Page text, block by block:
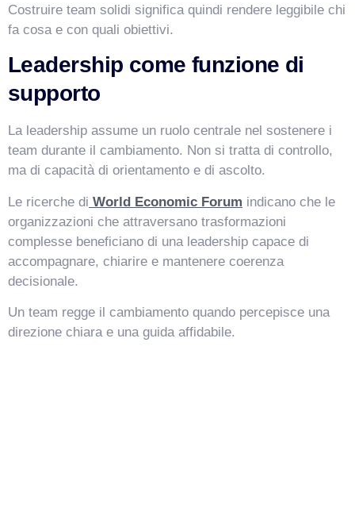
Costruire team solidi significa quindi rendere leggibile chi
fa cosa e con quali obiettivi.
Leadership come funzione di
supporto
La leadership assume un ruolo centrale nel sostenere i
team durante il cambiamento. Non si tratta di controllo,
ma di capacità di orientamento e di ascolto.
Le ricerche di World Economic Forum indicano che le
organizzazioni che attraversano trasformazioni
complesse beneficiano di una leadership capace di
accompagnare, chiarire e mantenere coerenza
decisionale.
Un team regge il cambiamento quando percepisce una
direzione chiara e una guida affidabile.